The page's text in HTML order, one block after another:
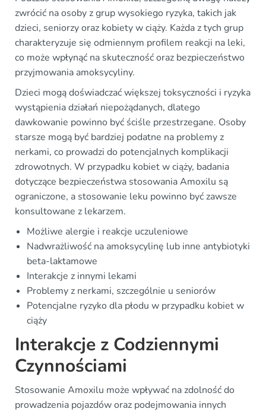
zwrócić na osoby z grup wysokiego ryzyka, takich jak
dzieci, seniorzy oraz kobiety w ciąży. Każda z tych grup
charakteryzuje się odmiennym profilem reakcji na leki,
co może wpłynąć na skuteczność oraz bezpieczeństwo
przyjmowania amoksycyliny.
Dzieci mogą doświadczać większej toksyczności i ryzyka
wystąpienia działań niepożądanych, dlatego
dawkowanie powinno być ściśle przestrzegane. Osoby
starsze mogą być bardziej podatne na problemy z
nerkami, co prowadzi do potencjalnych komplikacji
zdrowotnych. W przypadku kobiet w ciąży, badania
dotyczące bezpieczeństwa stosowania Amoxilu są
ograniczone, a stosowanie leku powinno być zawsze
konsultowane z lekarzem.
Możliwe alergie i reakcje uczuleniowe
Nadwrażliwość na amoksycylinę lub inne antybiotyki
beta-laktamowe
Interakcje z innymi lekami
Problemy z nerkami, szczególnie u seniorów
Potencjalne ryzyko dla płodu w przypadku kobiet w
ciąży
Interakcje z Codziennymi
Czynnościami
Stosowanie Amoxilu może wpływać na zdolność do
prowadzenia pojazdów oraz podejmowania innych